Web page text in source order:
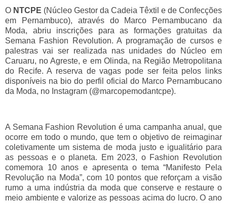
O NTCPE (Núcleo Gestor da Cadeia Têxtil e de Confecções
em Pernambuco), através do Marco Pernambucano da
Moda, abriu inscrições para as formações gratuitas da
Semana Fashion Revolution. A programação de cursos e
palestras vai ser realizada nas unidades do Núcleo em
Caruaru, no Agreste, e em Olinda, na Região Metropolitana
do Recife. A reserva de vagas pode ser feita pelos links
disponíveis na bio do perfil oficial do Marco Pernambucano
da Moda, no Instagram (@marcopemodantcpe).
A Semana Fashion Revolution é uma campanha anual, que
ocorre em todo o mundo, que tem o objetivo de reimaginar
coletivamente um sistema de moda justo e igualitário para
as pessoas e o planeta. Em 2023, o Fashion Revolution
comemora 10 anos e apresenta o tema “Manifesto Pela
Revolução na Moda”, com 10 pontos que reforçam a visão
rumo a uma indústria da moda que conserve e restaure o
meio ambiente e valorize as pessoas acima do lucro. O ano